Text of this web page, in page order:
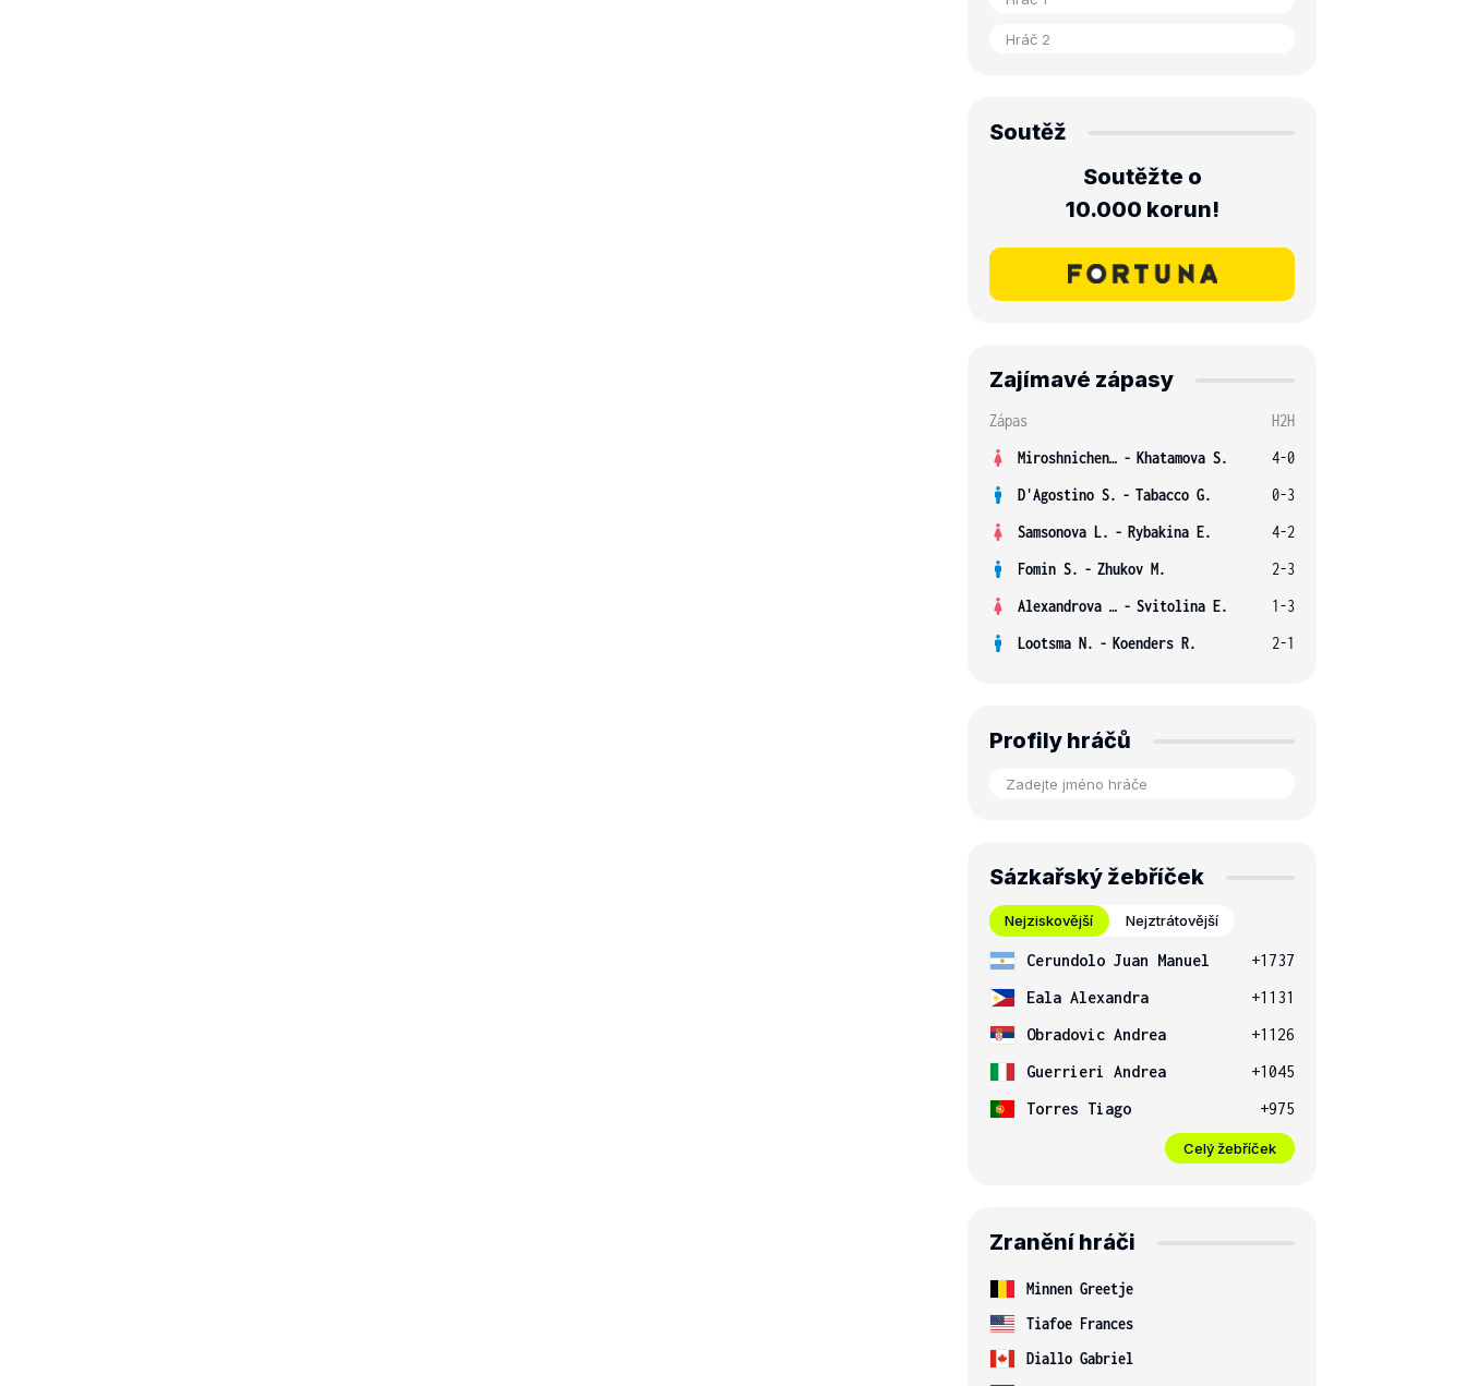
Soutěž
Soutěžte o
10.000 korun!
Zajímavé zápasy
Zápas
H2H
Miroshnichenko V. - Khatamova S.
4-0
D'Agostino S. - Tabacco G.
0-3
Samsonova L. - Rybakina E.
4-2
Fomin S. - Zhukov M.
2-3
Alexandrova E. - Svitolina E.
1-3
Lootsma N. - Koenders R. 2-1
Profily hráčů
Sázkařský žebříček
Nejziskovější Nejztrátovější
Cerundolo Juan Manuel
+1737
Eala Alexandra
+1131
Obradovic Andrea
+1126
Guerrieri Andrea
+1045
Torres Tiago
+975
Celý žebříček
Zranění hráči
Minnen Greetje
Tiafoe Frances
Diallo Gabriel